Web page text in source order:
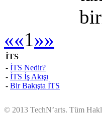
««1»»
İTS
- İTS Nedir?
- İTS İş Akışı
- Bir Bakışta İTS
© 2013 TechN’arts. Tüm